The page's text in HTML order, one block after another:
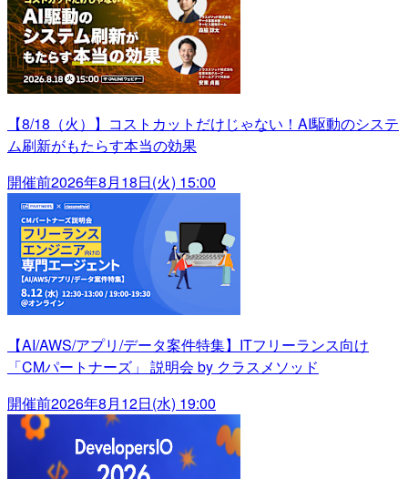
【8/18（火）】コストカットだけじゃない！AI駆動のシステ
ム刷新がもたらす本当の効果
開催前2026年8月18日(火) 15:00
【AI/AWS/アプリ/データ案件特集】ITフリーランス向け
「CMパートナーズ」 説明会 by クラスメソッド
開催前2026年8月12日(水) 19:00